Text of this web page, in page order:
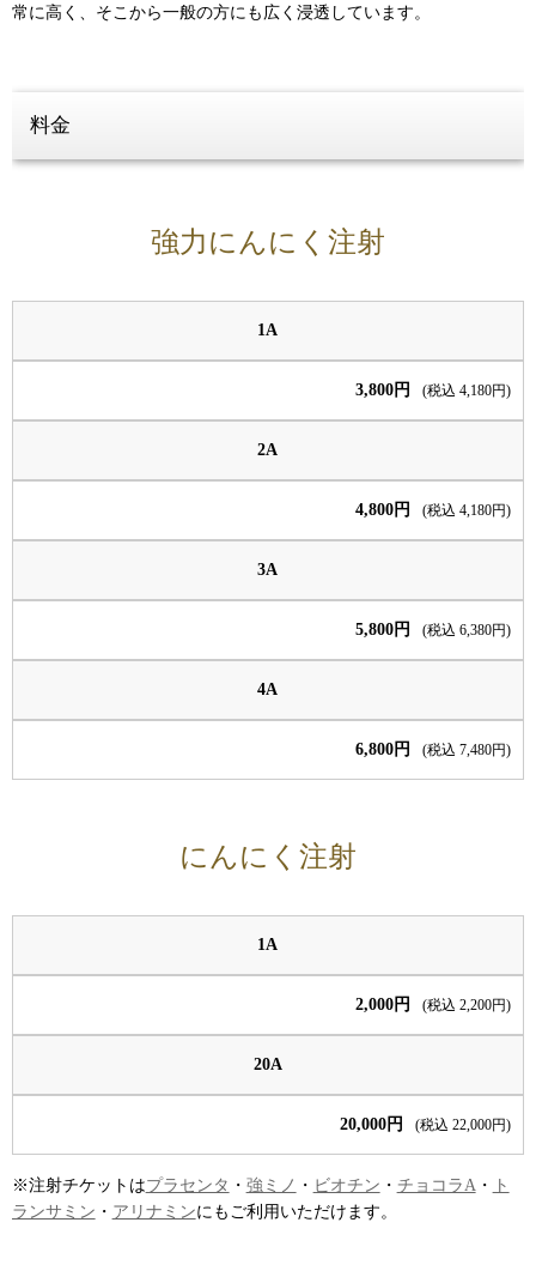
常に高く、そこから一般の方にも広く浸透しています。
料金
強力にんにく注射
1A
3,800円 (税込 4,180円)
2A
4,800円 (税込 4,180円)
3A
5,800円 (税込 6,380円)
4A
6,800円 (税込 7,480円)
にんにく注射
1A
2,000円 (税込 2,200円)
20A
20,000円 (税込 22,000円)
※注射チケットはプラセンタ ・ 強ミノ ・ ビオチン ・ チョコラA・
ト
ランサミン ・ アリナミンにもご利用いただけます。